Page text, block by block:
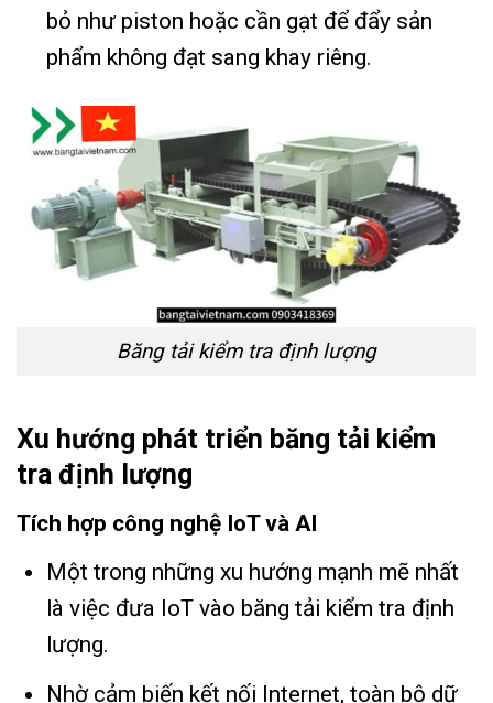
bỏ như piston hoặc cần gạt để đẩy sản
phẩm không đạt sang khay riêng.
Băng tải kiểm tra định lượng
Xu hướng phát triển băng tải kiểm
tra định lượng
Tích hợp công nghệ IoT và AI
Một trong những xu hướng mạnh mẽ nhất
là việc đưa IoT vào băng tải kiểm tra định
lượng.
Nhờ cảm biến kết nối Internet, toàn bộ dữ